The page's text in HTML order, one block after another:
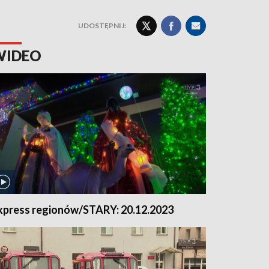
UDOSTĘPNIJ:
regionów/STARY: 20.12.2023